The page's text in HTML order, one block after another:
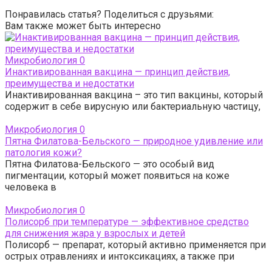
Понравилась статья? Поделиться с друзьями:
Вам также может быть интересно
Микробиология 0
Инактивированная вакцина — принцип действия,
преимущества и недостатки
Инактивированная вакцина – это тип вакцины, который
содержит в себе вирусную или бактериальную частицу,
Микробиология 0
Пятна Филатова-Бельского — природное удивление или
патология кожи?
Пятна Филатова-Бельского — это особый вид
пигментации, который может появиться на коже
человека в
Микробиология 0
Полисорб при температуре — эффективное средство
для снижения жара у взрослых и детей
Полисорб — препарат, который активно применяется при
острых отравлениях и интоксикациях, а также при